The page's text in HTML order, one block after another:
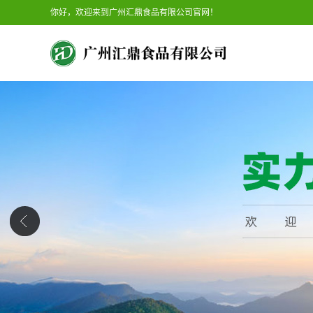
你好，欢迎来到广州汇鼎食品有限公司官网！